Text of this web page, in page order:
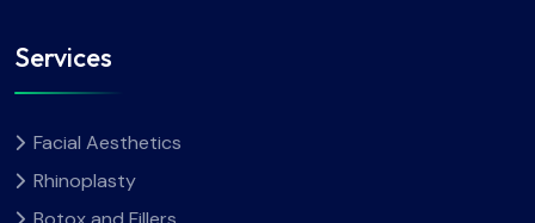
Services
Facial Aesthetics
Rhinoplasty